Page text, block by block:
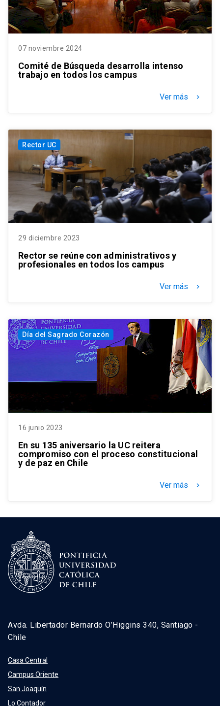
07 noviembre 2024
Comité de Búsqueda desarrolla intenso
trabajo en todos los campus
Ver más keyboard_arrow_right
Rector UC
29 diciembre 2023
Rector se reúne con administrativos y
profesionales en todos los campus
Ver más keyboard_arrow_right
Día del Sagrado Corazón
16 junio 2023
En su 135 aniversario la UC reitera
compromiso con el proceso constitucional
y de paz en Chile
Ver más keyboard_arrow_right
Avda. Libertador Bernardo O’Higgins 340, Santiago -
Chile
Casa Central
Campus Oriente
San Joaquín
Lo Contador